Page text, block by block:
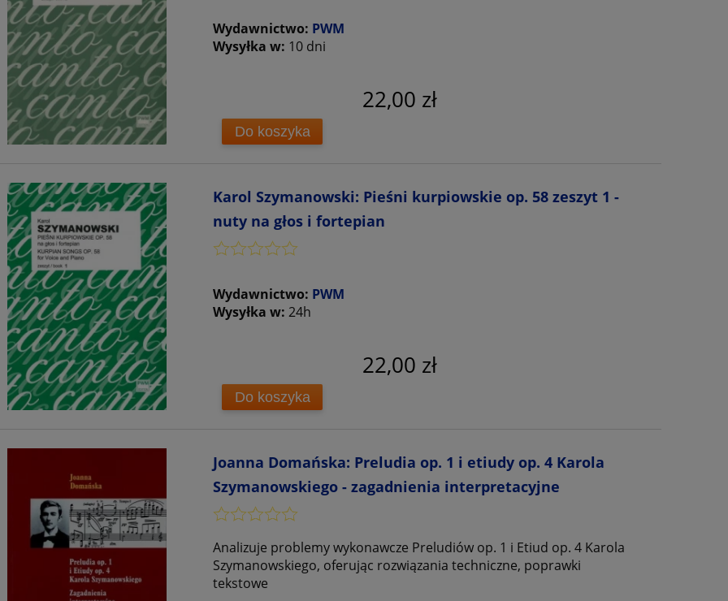
Wydawnictwo: PWM
Wysyłka w: 10 dni
22,00 zł
Do koszyka
Karol Szymanowski: Pieśni kurpiowskie op. 58 zeszyt 1 -
nuty na głos i fortepian
Wydawnictwo: PWM
Wysyłka w: 24h
22,00 zł
Do koszyka
Joanna Domańska: Preludia op. 1 i etiudy op. 4 Karola
Szymanowskiego - zagadnienia interpretacyjne
Analizuje problemy wykonawcze Preludiów op. 1 i Etiud op. 4 Karola
Szymanowskiego, oferując rozwiązania techniczne, poprawki
tekstowe